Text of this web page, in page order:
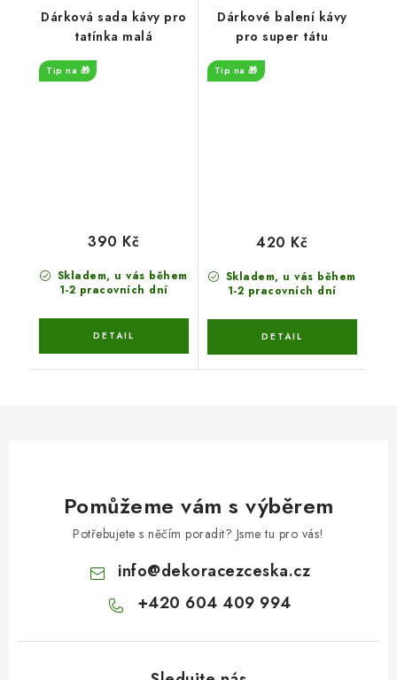
Dárková sada kávy pro
tatínka malá
Tip na 🎁
Skladem, u vás během
1-2 pracovních dní
390 Kč
Dárkové balení kávy
pro super tátu
Tip na 🎁
Skladem, u vás během
1-2 pracovních dní
420 Kč
Pomůžeme vám s výběrem
Potřebujete s něčím poradit? Jsme tu pro vás!
info@dekoracezceska.cz
+420 604 409 994